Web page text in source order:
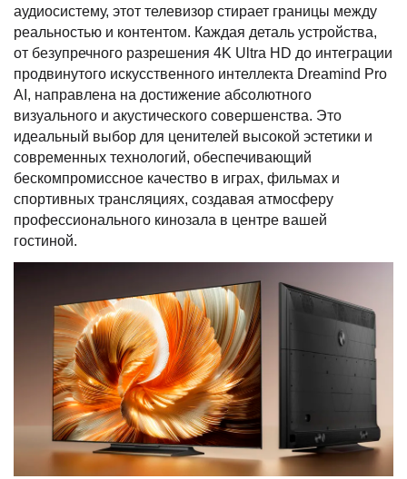
аудиосистему, этот телевизор стирает границы между
реальностью и контентом. Каждая деталь устройства,
от безупречного разрешения 4K Ultra HD до интеграции
продвинутого искусственного интеллекта Dreamind Pro
AI, направлена на достижение абсолютного
визуального и акустического совершенства. Это
идеальный выбор для ценителей высокой эстетики и
современных технологий, обеспечивающий
бескомпромиссное качество в играх, фильмах и
спортивных трансляциях, создавая атмосферу
профессионального кинозала в центре вашей
гостиной.